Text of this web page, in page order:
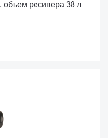
объем ресивера 38 л